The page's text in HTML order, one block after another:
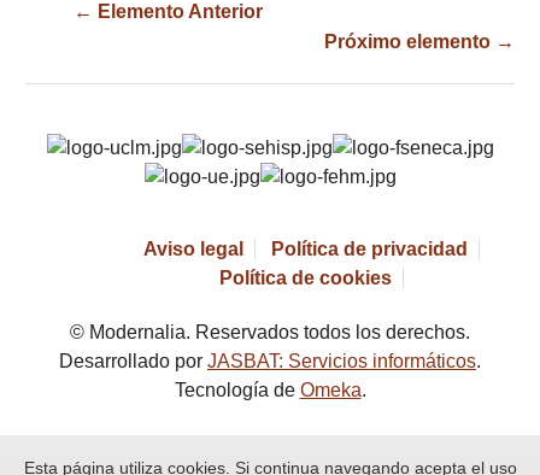
← Elemento Anterior
Próximo elemento →
Aviso legal
Política de privacidad
Política de cookies
© Modernalia. Reservados todos los derechos.
Desarrollado por JASBAT: Servicios informáticos.
Tecnología de Omeka.
Esta página utiliza cookies. Si continua navegando acepta el uso